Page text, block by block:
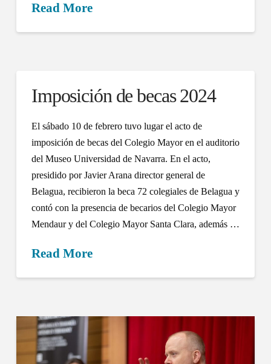
Read More
Imposición de becas 2024
El sábado 10 de febrero tuvo lugar el acto de
imposición de becas del Colegio Mayor en el auditorio
del Museo Universidad de Navarra. En el acto,
presidido por Javier Arana director general de
Belagua, recibieron la beca 72 colegiales de Belagua y
contó con la presencia de becarios del Colegio Mayor
Mendaur y del Colegio Mayor Santa Clara, además …
Read More